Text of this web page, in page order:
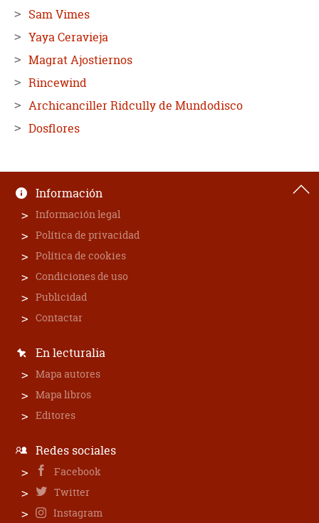
Sam Vimes
Yaya Ceravieja
Magrat Ajostiernos
Rincewind
Archicanciller Ridcully de Mundodisco
Dosflores
Información
Información legal
Política de privacidad
Política de cookies
Condiciones de uso
Publicidad
Contactar
En lecturalia
Mapa autores
Mapa libros
Editores
Redes sociales
Facebook
Twitter
Instagram